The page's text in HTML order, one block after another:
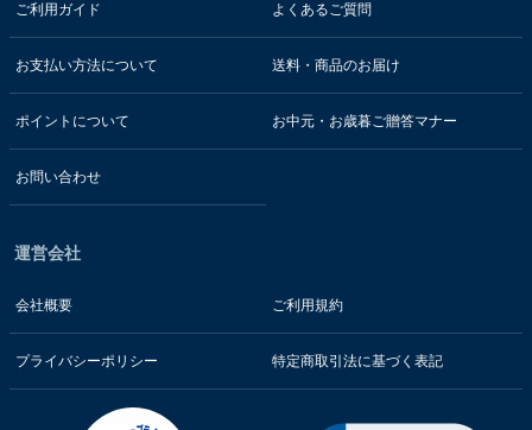
ご利用ガイド よくあるご質問
お支払い方法について 送料・商品のお届け
ポイントについて お中元・お歳暮ご贈答マナー
お問い合わせ
運営会社
会社概要 ご利用規約
プライバシーポリシー 特定商取引法に基づく表記